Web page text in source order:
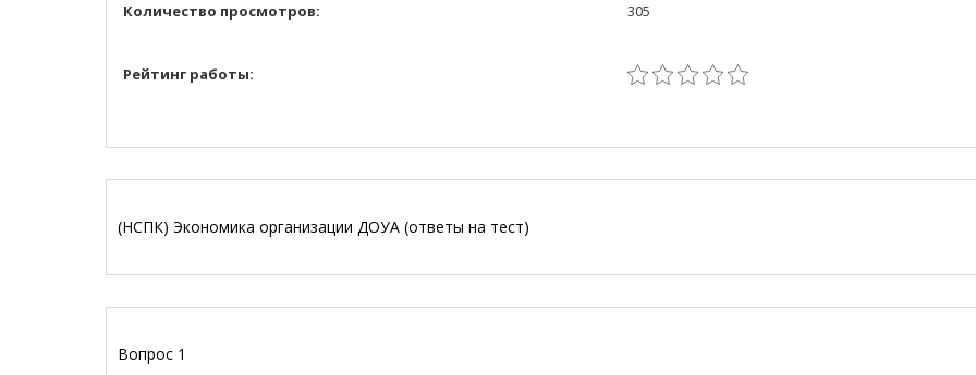
Количество просмотров:
305
Рейтинг работы:
(НСПК) Экономика организации ДОУА (ответы на тест)
Вопрос 1